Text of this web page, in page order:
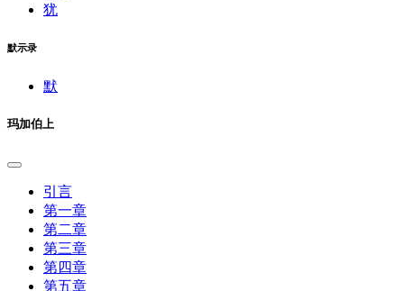
犹
默示录
默
玛加伯上
引言
第一章
第二章
第三章
第四章
第五章